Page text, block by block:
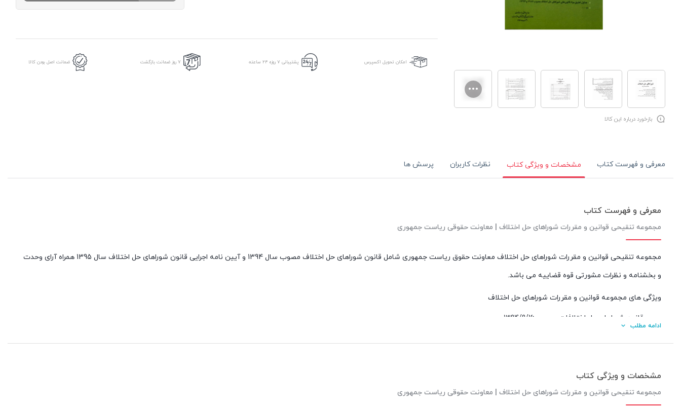
امکان تحویل اکسپرس پشتیبانی ۷ روزه ۲۴ ساعته 7 روز ضمانت بازگشت ضمانت اصل بودن کالا
بازخورد درباره این کالا
معرفی و فهرست کتاب مشخصات و ویژگی کتاب نظرات کاربران پرسش ها
معرفی و فهرست کتاب
مجموعه تنقیحی قوانین و مقررات شوراهای حل اختلاف | معاونت حقوقی ریاست جمهوری
مجموعه تنقیحی قوانین و مقررات شوراهای حل اختلاف معاونت حقوق ریاست جمهوری شامل قانون شوراهای حل اختلاف مصوب سال 1394 و آیین نامه اجرایی قانون شوراهای حل اختلاف سال 1395 همراه آرای وحدت
و بخشنامه و نظرات مشورتی قوه قضاییه می باشد.
ویژگی های مجموعه قوانین و مقررات شوراهای حل اختلاف
قانون شوراهای حل اختلافات مصوب 1394/9/16
ادامه مطلب
مشخصات و ویژگی کتاب
مجموعه تنقیحی قوانین و مقررات شوراهای حل اختلاف | معاونت حقوقی ریاست جمهوری